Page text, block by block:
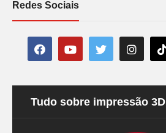
Redes Sociais
Tudo sobre impressão 3D